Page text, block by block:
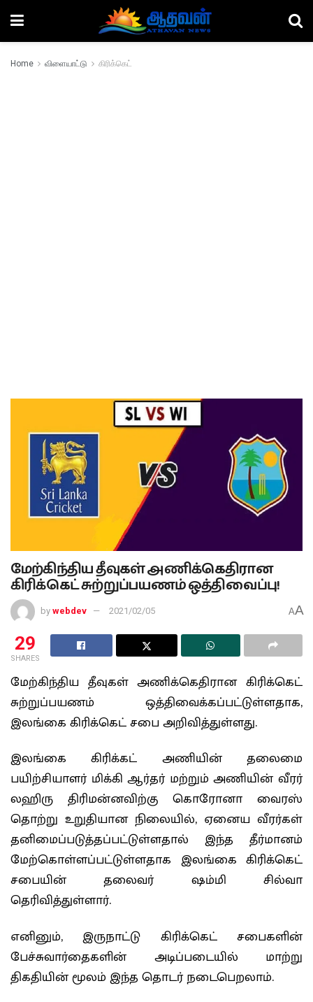
Home விளையாட்டு கிரிக்கெட்
மேற்கிந்திய தீவுகள் அணிக்கெதிரான
கிரிக்கெட் சுற்றுப்பயணம் ஒத்திவைப்பு!
by webdev 2021/02/05 AA
29
SHARES
மேற்கிந்திய தீவுகள் அணிக்கெதிரான கிரிக்கெட்
சுற்றுப்பயணம் ஒத்திவைக்கப்பட்டுள்ளதாக,
இலங்கை கிரிக்கெட் சபை அறிவித்துள்ளது.
இலங்கை கிரிக்கட் அணியின் தலைமை
பயிற்சியாளர் மிக்கி ஆர்தர் மற்றும் அணியின் வீரர்
லஹிரு திரிமன்னவிற்கு கொரோனா வைரஸ்
தொற்று உறுதியான நிலையில், ஏனைய வீரர்கள்
தனிமைப்படுத்தப்பட்டுள்ளதால் இந்த தீர்மானம்
மேற்கொள்ளப்பட்டுள்ளதாக இலங்கை கிரிக்கெட்
சபையின் தலைவர் ஷம்மி சில்வா
தெரிவித்துள்ளார்.
எனினும், இருநாட்டு கிரிக்கெட் சபைகளின்
பேச்சுவார்தைகளின் அடிப்படையில் மாற்று
திகதியின் மூலம் இந்த தொடர் நடைபெறலாம்.